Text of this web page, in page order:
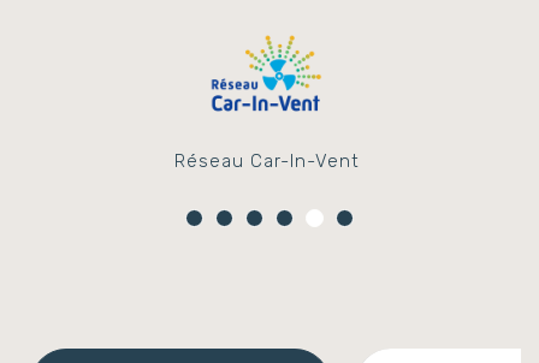
Réseau Car-In-Vent